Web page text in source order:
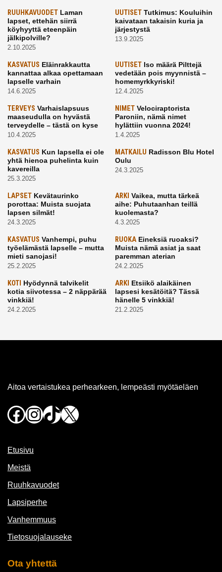
RUUHKAVUODET Laman
lapset, ettehän siirrä
köyhyyttä eteenpäin
jälkipolville?
2.10.2025
UUTISETTutkimus: Kouluihin
kaivataan takaisin kuria ja
järjestystä
13.9.2025
KASVATUS Eläinrakkautta
kannattaa alkaa opettamaan
lapselle varhain
14.6.2025
UUTISETIso määrä Pilttejä
vedetään pois myynnistä –
homemyrkkyriski!
12.4.2025
TERVEYS Varhaislapsuus
maaseudulla on hyvästä
terveydelle – tästä on kyse
10.4.2025
NIMETVelociraptorista
Paroniin, nämä nimet
hylättiin vuonna 2024!
1.4.2025
KASVATUS Kun lapsella ei ole
yhtä hienoa puhelinta kuin
kavereilla
25.3.2025
MATKAILU Radisson Blu Hotel
Oulu
24.3.2025
LAPSET Kevätaurinko
porottaa: Muista suojata
lapsen silmät!
24.3.2025
ARKI Vaikea, mutta tärkeä
aihe: Puhutaanhan teillä
kuolemasta?
4.3.2025
KASVATUS Vanhempi, puhu
työelämästä lapselle – mutta
mieti sanojasi!
25.2.2025
RUOKAEineksiä ruoaksi?
Muista nämä asiat ja saat
paremman aterian
24.2.2025
KOTI Hyödynnä talvikelit
kotia siivotessa – 2 näppärää
vinkkiä!
24.2.2025
ARKI Etsiikö alaikäinen
lapsesi kesätöitä? Tässä
hänelle 5 vinkkiä!
21.2.2025
Aitoa vertaistukea perhearkeen, lempeästi myötäeläen
Facebook
Instagram
TikTok
X
Etusivu
Meistä
Ruuhkavuodet
Lapsiperhe
Vanhemmuus
Tietosuojalauseke
Ota yhtettä